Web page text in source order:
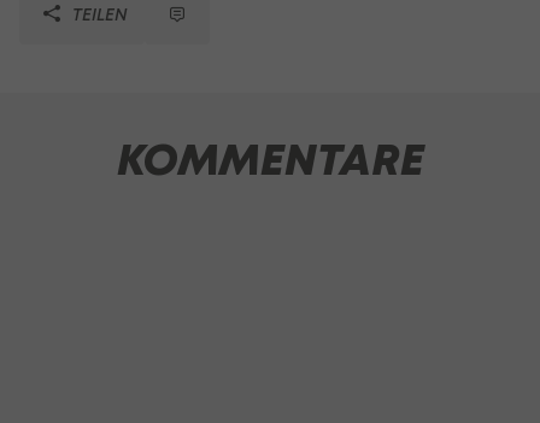
TEILEN
KOMMENTARE